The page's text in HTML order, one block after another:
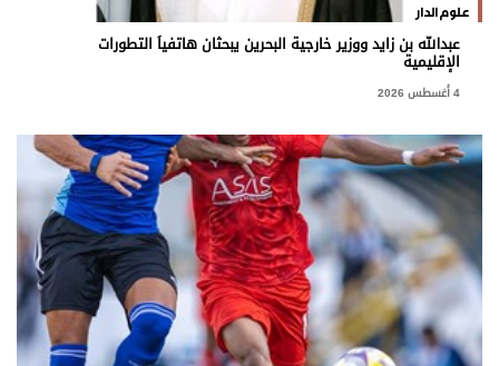
علوم الدار
عبدالله بن زايد ووزير خارجية البحرين يبحثان هاتفياً التطورات
الإقليمية
4 أغسطس 2026